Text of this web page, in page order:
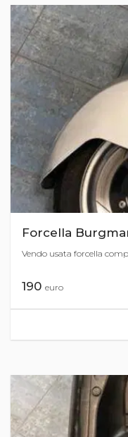
Forcella
Vendo usata forcella
190 euro